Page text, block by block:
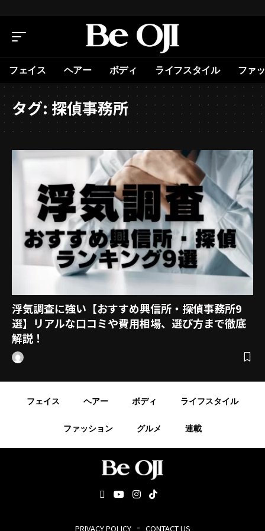
フェイス ヘアー ボディ ライフスタイル ファ
タグ:探偵事務所
浮気調査に強い【おすすめ興信所・探偵事務所9
選】リアルな口コミや費用相場、選び方まで徹底
解説！
フェイス ヘアー ボディ ライフスタイル
ファッション グルメ 連載
PRIVACY POLICY CONTACT US